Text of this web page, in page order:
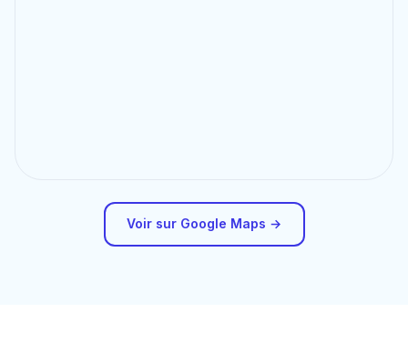
Voir sur Google Maps →